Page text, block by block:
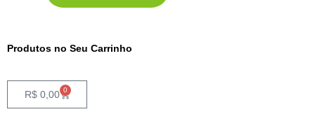
Produtos no Seu Carrinho
R$ 0,00 0